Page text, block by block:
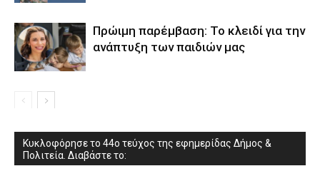
Πρώιμη παρέμβαση: Το κλειδί για την
ανάπτυξη των παιδιών µας
Κυκλοφόρησε το 44ο τεύχος της εφημερίδας Δήμος &
Πολιτεία. Διαβάστε το: